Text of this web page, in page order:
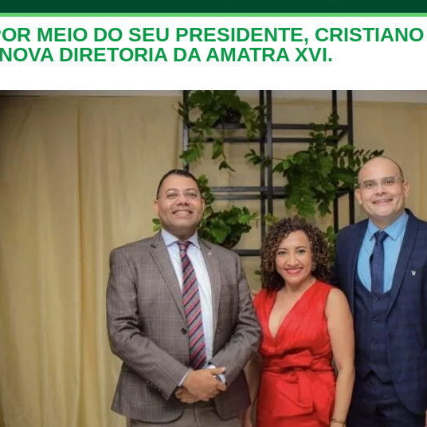
MEIO DO SEU PRESIDENTE,
DIRETORIA DA AMATRA XVI.